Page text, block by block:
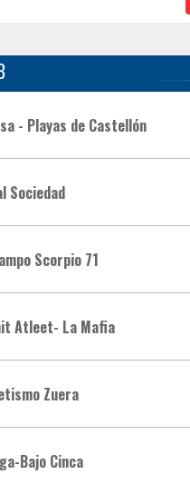
- Playas de Castellón
Sociedad
Scorpio 71
Atleet- La Mafia
Zuera
Bajo Cinca